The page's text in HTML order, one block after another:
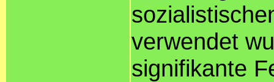
verwendet
signifikante